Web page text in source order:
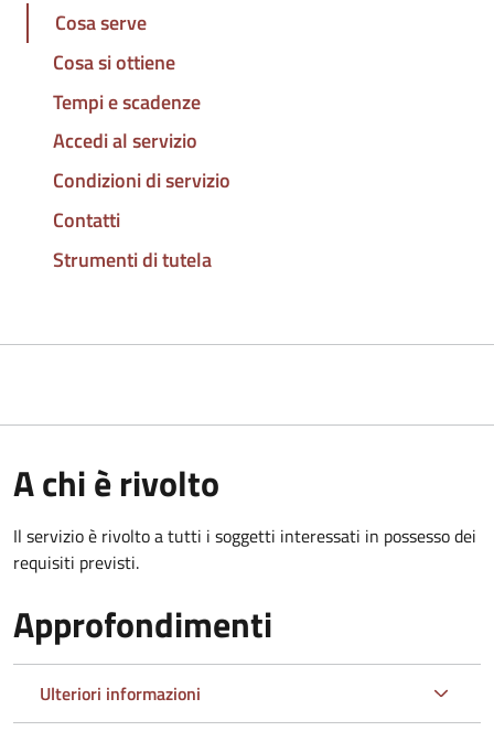
Cosa serve
Cosa si ottiene
Tempi e scadenze
Accedi al servizio
Condizioni di servizio
Contatti
Strumenti di tutela
A chi è rivolto
Il servizio è rivolto a tutti i soggetti interessati in possesso dei
requisiti previsti.
Approfondimenti
Ulteriori informazioni